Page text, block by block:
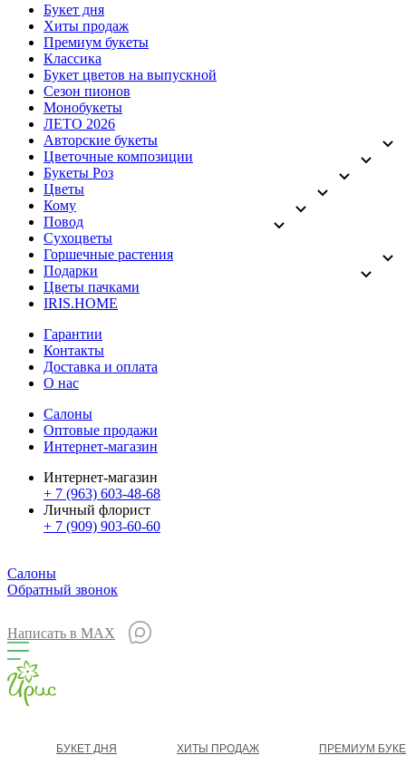
Букет дня
Хиты продаж
Премиум букеты
Классика
Букет цветов на выпускной
Сезон пионов
Монобукеты
ЛЕТО 2026
Авторские букеты
Цветочные композиции
Букеты Роз
Цветы
Кому
Повод
Сухоцветы
Горшечные растения
Подарки
Цветы пачками
IRIS.HOME
Гарантии
Контакты
Доставка и оплата
О нас
Салоны
Оптовые продажи
Интернет-магазин
Интернет-магазин
+ 7 (963) 603-48-68
Личный флорист
+ 7 (909) 903-60-60
Салоны
Обратный звонок
Написать в MAX
БУКЕТ ДНЯ ХИТЫ ПРОДАЖ ПРЕМИУМ